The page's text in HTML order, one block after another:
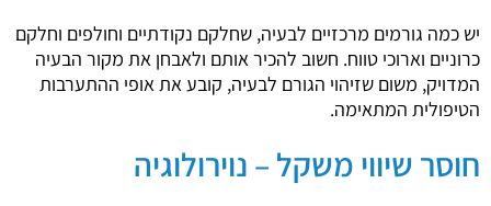
יש כמה גורמים מרכזיים לבעיה, שחלקם נקודתיים וחולפים וחלקם
כרוניים וארוכי טווח. חשוב להכיר אותם ולאבחן את מקור הבעיה
המדויק, משום שזיהוי הגורם לבעיה, קובע את אופי ההתערבות
הטיפולית המתאימה.
חוסר שיווי משקל – נוירולוגיה